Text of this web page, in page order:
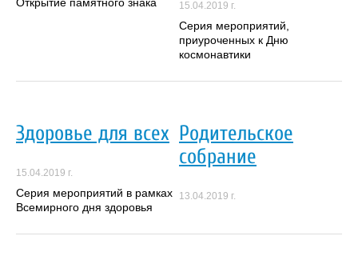
15.04.2019 г.
Серия мероприятий,
приуроченных к Дню
космонавтики
Здоровье для всех
15.04.2019 г.
Серия мероприятий в рамках
Всемирного дня здоровья
Родительское
собрание
13.04.2019 г.